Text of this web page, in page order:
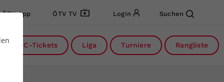
ÖTV App ÖTV TV Login Suchen
DC-Tickets Liga Turniere Rangliste